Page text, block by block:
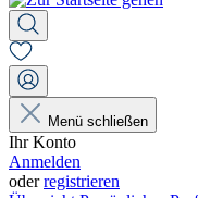
Menü schließen
Ihr Konto
Anmelden
oderregistrieren